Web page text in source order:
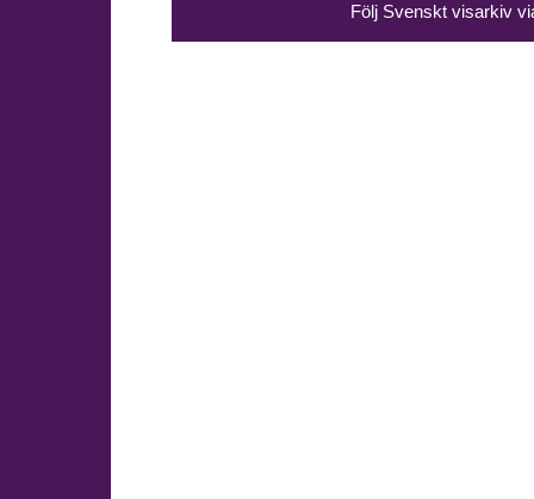
Följ Svenskt visarkiv